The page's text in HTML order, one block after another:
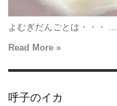
よむぎだんごとは・・・ ...
Read More »
呼子のイカ